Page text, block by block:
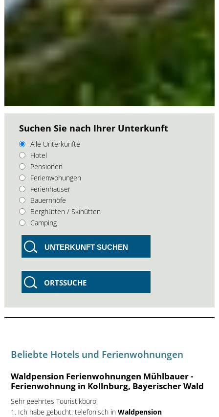
Suchen Sie nach Ihrer Unterkunft
Alle Unterkünfte
Hotel
Pensionen
Ferienwohungen
Ferienhäuser
Bauernhöfe
Berghütten / Skihütten
Camping
UNTERKUNFT SUCHEN
ORTSSUCHE
Beliebte Hotels und Ferienwohnungen
Waldpension Ferienwohnungen Mühlbauer -
Ferienwohnung in Kollnburg, Bayerischer Wald
Sehr geehrtes Touristikbüro,
1. Ich habe gebucht: telefonisch in Waldpension